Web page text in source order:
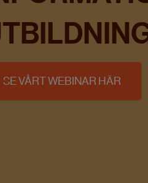
SE VÅRT WEBINAR HÄR